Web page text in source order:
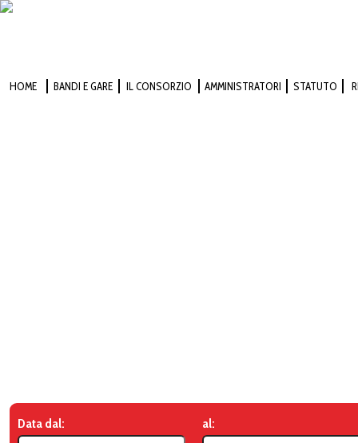
HOME BANDI E GARE IL CONSORZIO AMMINISTRATORI STATUTO
Data dal: al: